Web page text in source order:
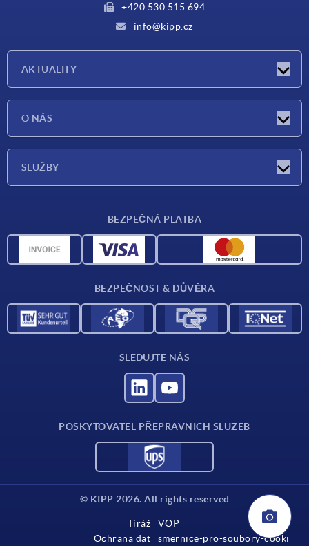
+420 530 515 694
info@kipp.cz
AKTUALITY
O NÁS
SLUŽBY
CAD data
BEZPEČNÁ PLATBA
BEZPEČNOST & DŮVĚRA
SLEDUJTE NÁS
POSKYTOVATEL PŘEPRAVNÍCH SLUŽEB
© KIPP 2026. All rights reserved
Tiráž
VOP
Ochrana dat
smernice-pro-soubory-cooki